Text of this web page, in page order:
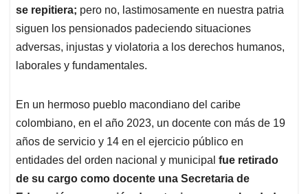
se repitiera; pero no, lastimosamente en nuestra patria
siguen los pensionados padeciendo situaciones
adversas, injustas y violatoria a los derechos humanos,
laborales y fundamentales.
En un hermoso pueblo macondiano del caribe
colombiano, en el año 2023, un docente con más de 19
años de servicio y 14 en el ejercicio público en
entidades del orden nacional y municipal fue retirado
de su cargo como docente una Secretaria de